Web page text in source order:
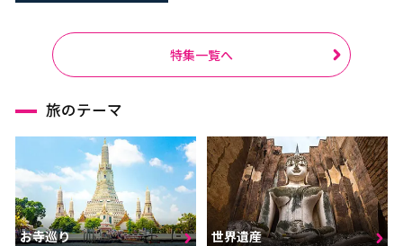
特集一覧へ
旅のテーマ
お寺巡り 世界遺産